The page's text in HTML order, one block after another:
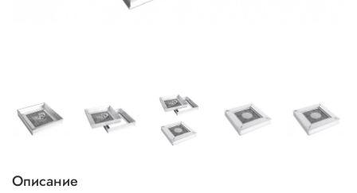
Описание